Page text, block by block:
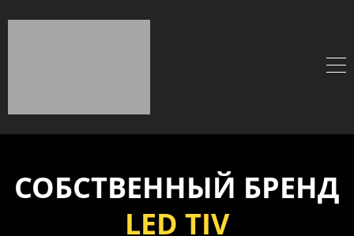
СОБСТВЕННЫЙ БРЕНД
LED TIV